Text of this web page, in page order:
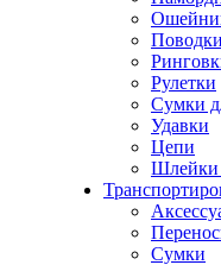
Рулетки
Сумки
Удавки
Цепи
Шлейки
Сумки